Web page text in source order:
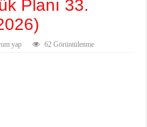
Planı 33.
yap 62 Görüntülenme